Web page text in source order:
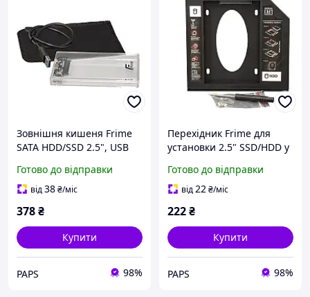
Зовнішня кишеня Frime
SATA HDD/SSD 2.5", USB
(FHE80.25U30) m
Готово до відправки
від38₴/міс
378₴
Купити
PAPS 98%
Перехідник Frime для
установки 2.5" SSD/HDD у
Black (FHDC127P)
(q713199)
Готово до відправки
від22₴/міс
222₴
Купити
PAPS 98%